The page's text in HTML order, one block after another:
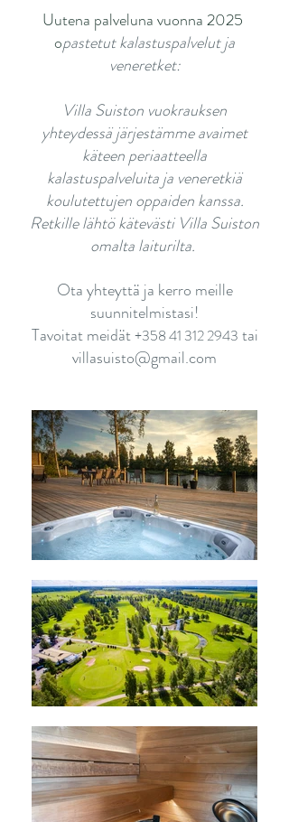
Uutena palveluna vuonna 2025 ​
opastetut kalastuspalvelut ja
veneretket:
Villa Suiston vuokrauksen
yhteydessä järjestämme avaimet
käteen periaatteella
kalastuspalveluita ja veneretkiä
koulutettujen oppaiden kanssa.
Retkille lähtö kätevästi Villa Suiston
omalta laiturilta.
Ota yhteyttä ja kerro meille
suunnitelmistasi!
Tavoitat meidät+358 41 312 2943 tai
villasuisto@gmail.com